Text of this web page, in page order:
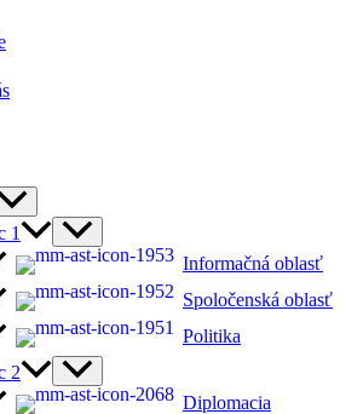
1
Informačná oblasť
Spoločenská oblasť
Politika
2
Diplomacia